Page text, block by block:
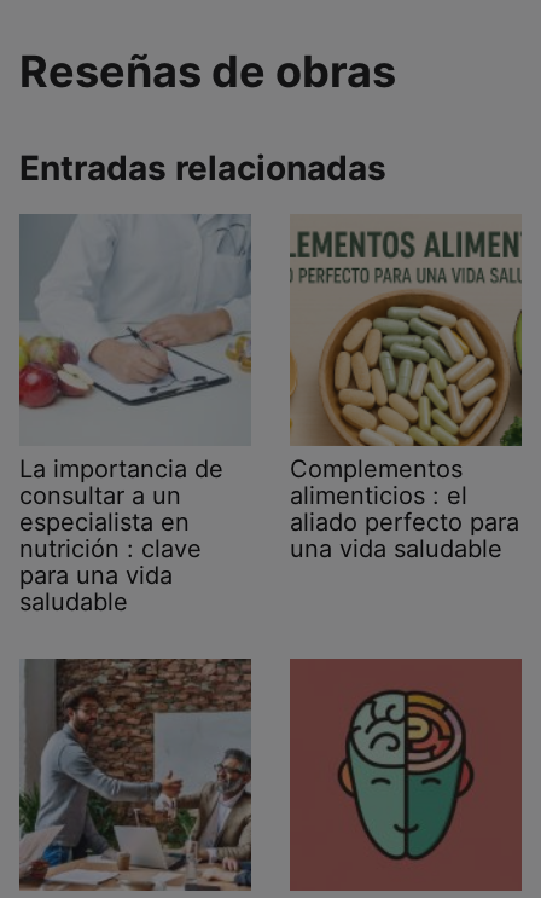
Reseñas de obras
Entradas relacionadas
La importancia de
consultar a un
especialista en
nutrición : clave
para una vida
saludable
Complementos
alimenticios : el
aliado perfecto para
una vida saludable